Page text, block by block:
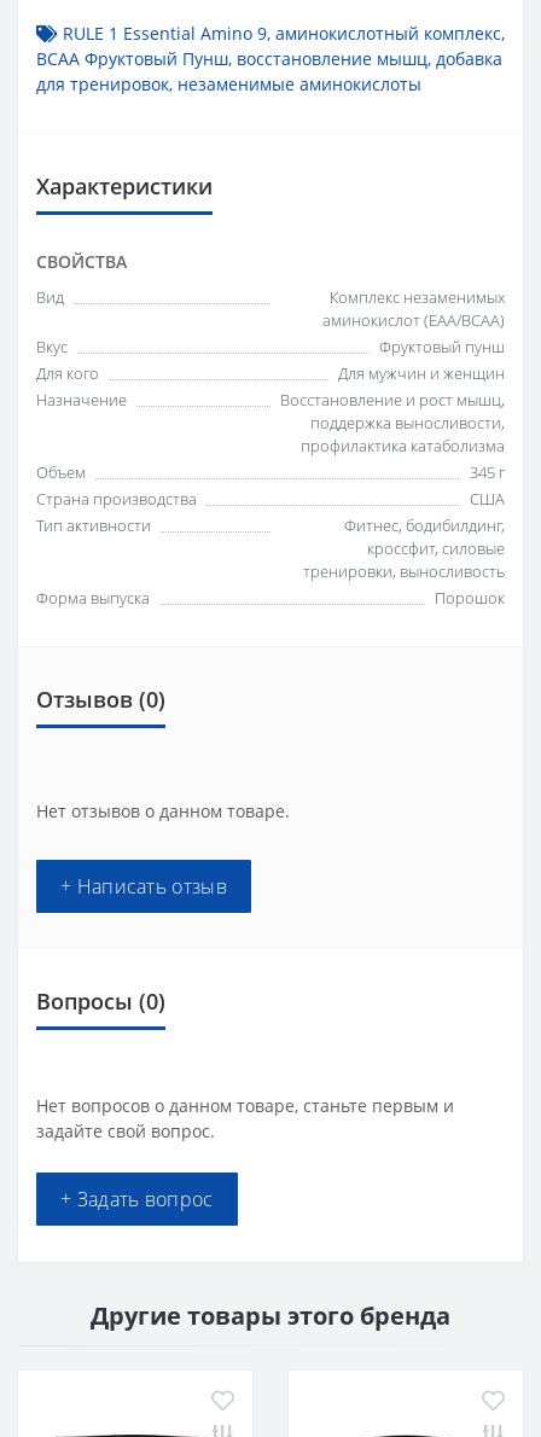
RULE 1 Essential Amino 9, аминокислотный комплекс,
BCAA Фруктовый Пунш, восстановление мышц, добавка
для тренировок, незаменимые аминокислоты
Характеристики
СВОЙСТВА
Вид
Комплекс незаменимых
аминокислот (EAA/BCAA)
Вкус
Фруктовый пунш
Для кого
Для мужчин и женщин
Назначение
Восстановление и рост мышц,
поддержка выносливости,
профилактика катаболизма
Объем
345 г
Страна производства
США
Тип активности
Фитнес, бодибилдинг,
кроссфит, силовые
тренировки, выносливость
Форма выпуска
Порошок
Отзывов (0)
Нет отзывов о данном товаре.
+ Написать отзыв
Вопросы (0)
Нет вопросов о данном товаре, станьте первым и
задайте свой вопрос.
+ Задать вопрос
Другие товары этого бренда